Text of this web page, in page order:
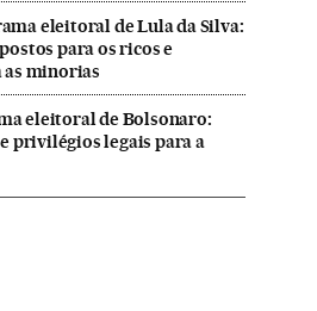
eleitoral de Lula da Silva:
para os ricos e
as minorias
eleitoral de Bolsonaro:
privilégios legais para a